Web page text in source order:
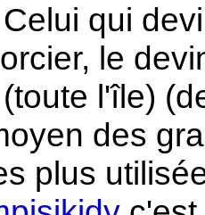
qui
le
(toute l'île)
des
plus